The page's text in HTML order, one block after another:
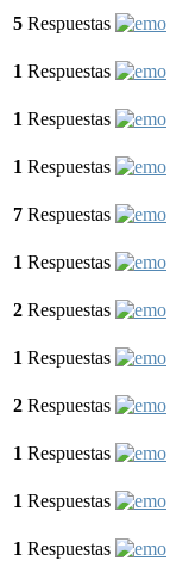
5 Respuestas
1 Respuestas
1 Respuestas
1 Respuestas
7 Respuestas
1 Respuestas
2 Respuestas
1 Respuestas
2 Respuestas
1 Respuestas
1 Respuestas
1 Respuestas